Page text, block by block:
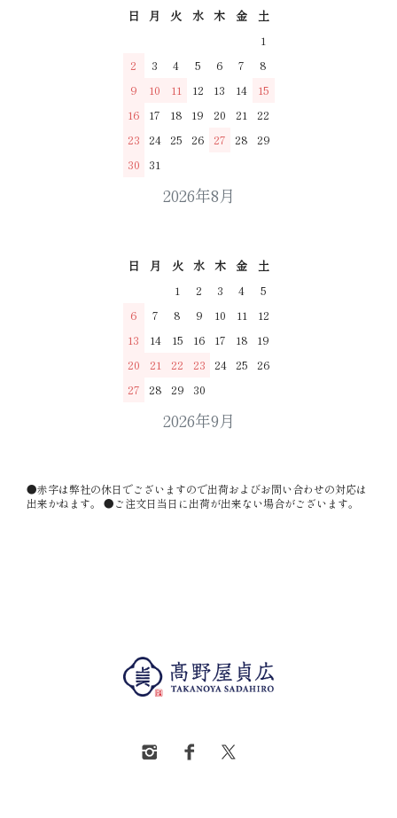
2026年8月
日 月 火 水 木 金
土
1
2
3 4 5 6 7
8
9
10 11 12 13 14
15
16
17 18 19 20 21
22
23 24 25 26 27 28 29
30
31
2026年9月
日 月 火 水 木 金
土
1
2 3 4
5
6
7 8 9 10 11
12
13
14 15 16 17 18
19
20
21 22 23 24 25 26
27 28 29 30
●赤字は弊社の休日でございますので出荷およびお問い合わせの対応は
出来かねます。 ●ご注文日当日に出荷が出来ない場合がございます。